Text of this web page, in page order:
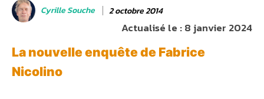
Cyrille Souche 2 octobre 2014
Actualisé le :8 janvier 2024
La nouvelle enquête de Fabrice
Nicolino